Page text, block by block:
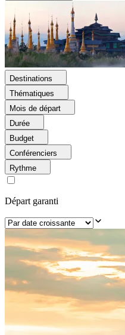
Destinations
Thématiques
Mois de départ
Durée
Budget
Conférenciers
Rythme
Départ garanti